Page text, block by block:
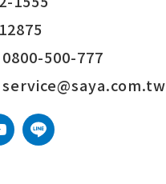
0800-500-777
service@saya.com.tw